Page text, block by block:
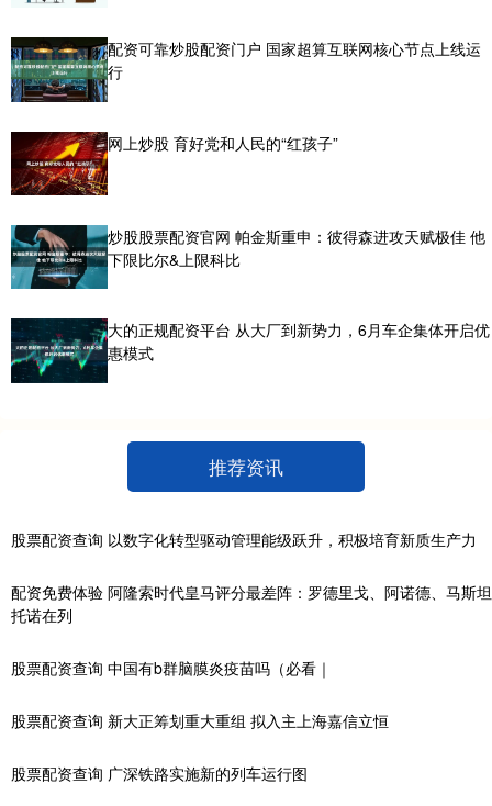
配资可靠炒股配资门户 国家超算互联网核心节点上线运
行
网上炒股 育好党和人民的“红孩子”
炒股股票配资官网 帕金斯重申：彼得森进攻天赋极佳 他
下限比尔&上限科比
大的正规配资平台 从大厂到新势力，6月车企集体开启优
惠模式
推荐资讯
股票配资查询 以数字化转型驱动管理能级跃升，积极培育新质生产力
配资免费体验 阿隆索时代皇马评分最差阵：罗德里戈、阿诺德、马斯坦
托诺在列
股票配资查询 中国有b群脑膜炎疫苗吗（必看｜
股票配资查询 新大正筹划重大重组 拟入主上海嘉信立恒
股票配资查询 广深铁路实施新的列车运行图